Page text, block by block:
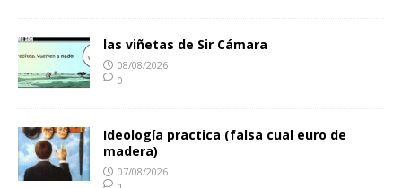
las viñetas de Sir Cámara
08/08/2026
0
Ideología practica (falsa cual euro de
madera)
07/08/2026